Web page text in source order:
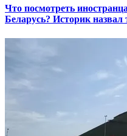
Что посмотреть
Беларусь? Историк